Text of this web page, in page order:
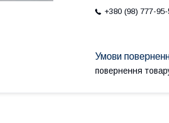
+380 (98) 777-
повернення